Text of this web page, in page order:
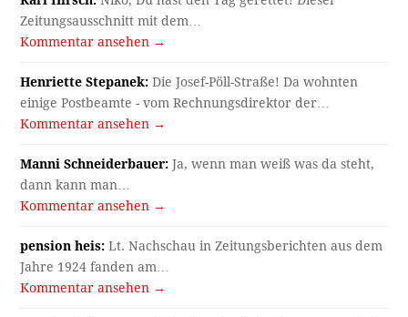
Zeitungsausschnitt mit dem…
Kommentar ansehen →
Henriette Stepanek: Die Josef-Pöll-Straße! Da wohnten
einige Postbeamte - vom Rechnungsdirektor der…
Kommentar ansehen →
Manni Schneiderbauer: Ja, wenn man weiß was da steht,
dann kann man…
Kommentar ansehen →
pension heis: Lt. Nachschau in Zeitungsberichten aus dem
Jahre 1924 fanden am…
Kommentar ansehen →